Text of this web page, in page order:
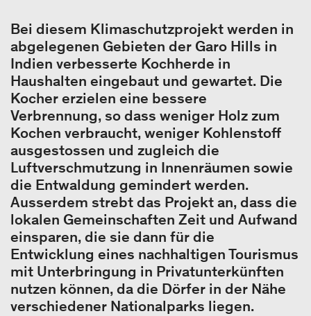
Bei diesem Klimaschutzprojekt werden in
abgelegenen Gebieten der Garo Hills in
Indien verbesserte Kochherde in
Haushalten eingebaut und gewartet. Die
Kocher erzielen eine bessere
Verbrennung, so dass weniger Holz zum
Kochen verbraucht, weniger Kohlenstoff
ausgestossen und zugleich die
Luftverschmutzung in Innenräumen sowie
die Entwaldung gemindert werden.
Ausserdem strebt das Projekt an, dass die
lokalen Gemeinschaften Zeit und Aufwand
einsparen, die sie dann für die
Entwicklung eines nachhaltigen Tourismus
mit Unterbringung in Privatunterkünften
nutzen können, da die Dörfer in der Nähe
verschiedener Nationalparks liegen.